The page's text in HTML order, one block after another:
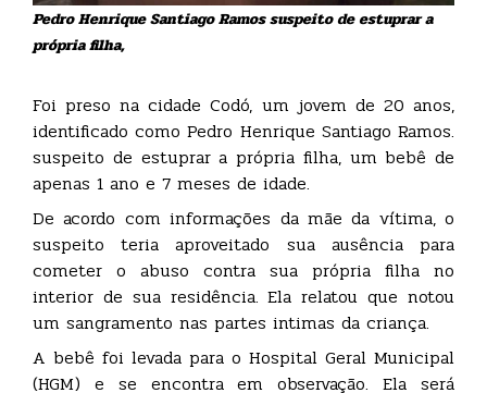
Pedro Henrique Santiago Ramos suspeito de estuprar a
própria filha,
Foi preso na cidade Codó, um jovem de 20 anos,
identificado como Pedro Henrique Santiago Ramos.
suspeito de estuprar a própria filha, um bebê de
apenas 1 ano e 7 meses de idade.
De acordo com informações da mãe da vítima, o
suspeito teria aproveitado sua ausência para
cometer o abuso contra sua própria filha no
interior de sua residência. Ela relatou que notou
um sangramento nas partes intimas da criança.
A bebê foi levada para o Hospital Geral Municipal
(HGM) e se encontra em observação. Ela será